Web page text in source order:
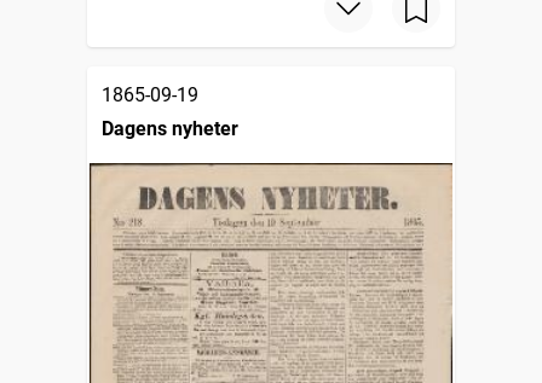
1865-09-19
Dagens nyheter